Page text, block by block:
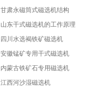
甘肃永磁筒式磁选机结构
山东干式磁选机的工作原理
四川水选褐铁矿磁选机
安徽锰矿专用干式磁选机
内蒙古铁矿石专用磁选机
江西河沙湿磁选机